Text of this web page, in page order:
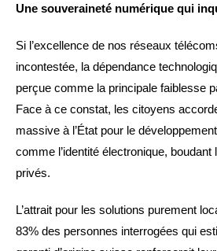
Une souveraineté numérique qui
Si l’excellence de nos réseaux
incontestée, la dépendance
perçue comme la principale faiblesse
Face à ce constat, les citoyens
massive à l’État pour le
comme l’identité électronique,
privés.
L’attrait pour les solutions purement
83% des personnes interrogées qui